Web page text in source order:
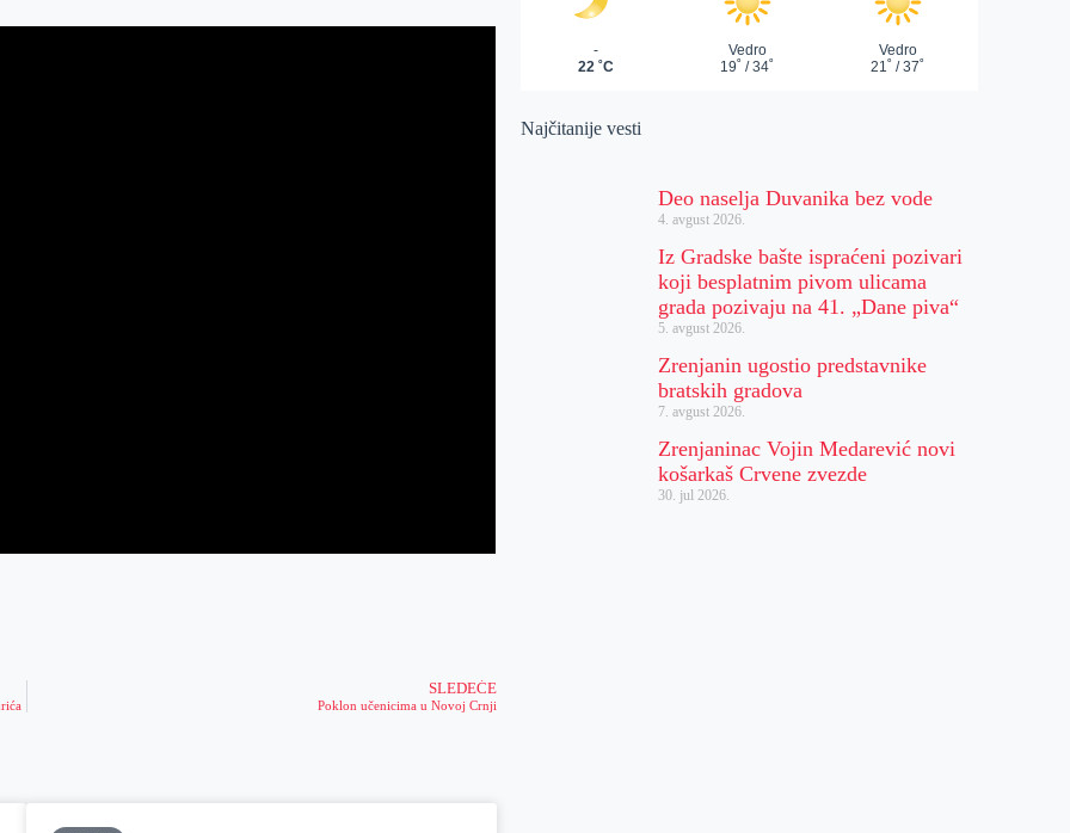
SLEDEĆE
Poklon učenicima u Novoj Crnji
Najčitanije vesti
Deo naselja Duvanika bez vode
4. avgust 2026.
Iz Gradske bašte ispraćeni pozivari
koji besplatnim pivom ulicama
grada pozivaju na 41. „Dane piva“
5. avgust 2026.
Zrenjanin ugostio predstavnike
bratskih gradova
7. avgust 2026.
Zrenjaninac Vojin Medarević novi
košarkaš Crvene zvezde
30. jul 2026.